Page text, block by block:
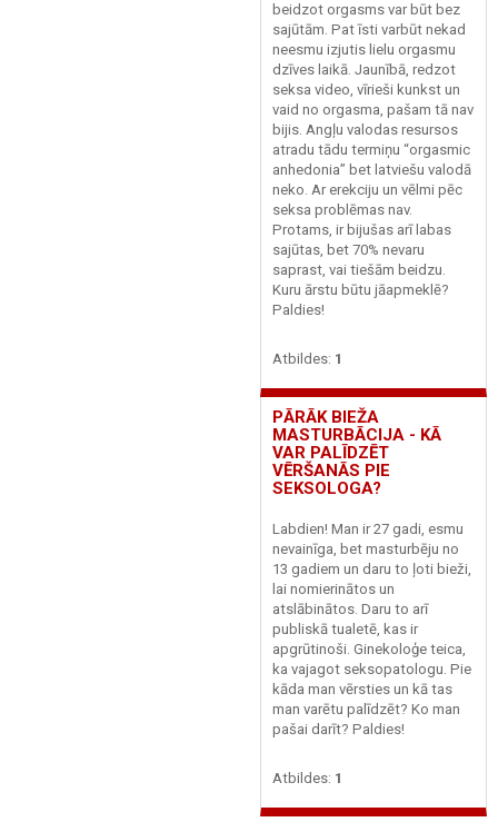
beidzot orgasms var būt bez
sajūtām. Pat īsti varbūt nekad
neesmu izjutis lielu orgasmu
dzīves laikā. Jaunībā, redzot
seksa video, vīrieši kunkst un
vaid no orgasma, pašam tā nav
bijis. Angļu valodas resursos
atradu tādu termiņu “orgasmic
anhedonia” bet latviešu valodā
neko. Ar erekciju un vēlmi pēc
seksa problēmas nav.
Protams, ir bijušas arī labas
sajūtas, bet 70% nevaru
saprast, vai tiešām beidzu.
Kuru ārstu būtu jāapmeklē?
Paldies!
Atbildes: 1
PĀRĀK BIEŽA
MASTURBĀCIJA - KĀ
VAR PALĪDZĒT
VĒRŠANĀS PIE
SEKSOLOGA?
Labdien! Man ir 27 gadi, esmu
nevainīga, bet masturbēju no
13 gadiem un daru to ļoti bieži,
lai nomierinātos un
atslābinātos. Daru to arī
publiskā tualetē, kas ir
apgrūtinoši. Ginekoloģe teica,
ka vajagot seksopatologu. Pie
kāda man vērsties un kā tas
man varētu palīdzēt? Ko man
pašai darīt? Paldies!
Atbildes: 1